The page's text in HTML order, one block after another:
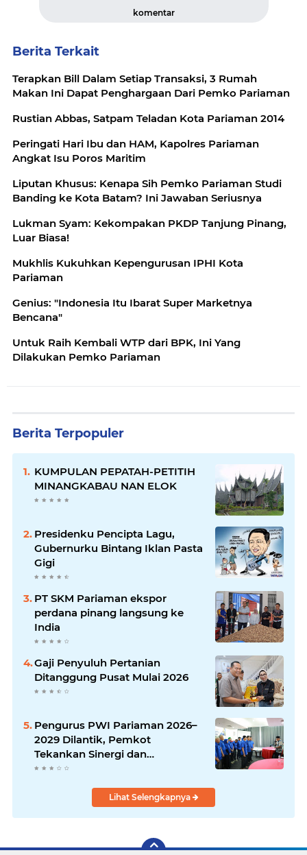
komentar
Berita Terkait
Terapkan Bill Dalam Setiap Transaksi, 3 Rumah
Makan Ini Dapat Penghargaan Dari Pemko Pariaman
Rustian Abbas, Satpam Teladan Kota Pariaman 2014
Peringati Hari Ibu dan HAM, Kapolres Pariaman
Angkat Isu Poros Maritim
Liputan Khusus: Kenapa Sih Pemko Pariaman Studi
Banding ke Kota Batam? Ini Jawaban Seriusnya
Lukman Syam: Kekompakan PKDP Tanjung Pinang,
Luar Biasa!
Mukhlis Kukuhkan Kepengurusan IPHI Kota
Pariaman
Genius: "Indonesia Itu Ibarat Super Marketnya
Bencana"
Untuk Raih Kembali WTP dari BPK, Ini Yang
Dilakukan Pemko Pariaman
Berita Terpopuler
KUMPULAN PEPATAH-PETITIH
MINANGKABAU NAN ELOK
Presidenku Pencipta Lagu,
Gubernurku Bintang Iklan Pasta
Gigi
PT SKM Pariaman ekspor
perdana pinang langsung ke
India
Gaji Penyuluh Pertanian
Ditanggung Pusat Mulai 2026
Pengurus PWI Pariaman 2026–
2029 Dilantik, Pemkot
Tekankan Sinergi dan
Profesionalisme Pers
Lihat Selengkapnya